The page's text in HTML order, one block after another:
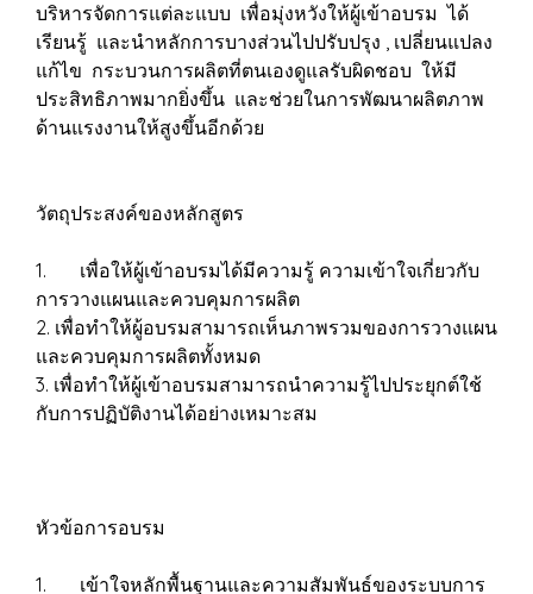
บริหารจัดการแต่ละแบบ เพื่อมุ่งหวังให้ผู้เข้าอบรม ได้
เรียนรู้ และนำหลักการบางส่วนไปปรับปรุง , เปลี่ยนแปลง
แก้ไข กระบวนการผลิตที่ตนเองดูแลรับผิดชอบ ให้มี
ประสิทธิภาพมากยิ่งขึ้น และช่วยในการพัฒนาผลิตภาพ
ด้านแรงงานให้สูงขึ้นอีกด้วย
วัตถุประสงค์ของหลักสูตร
1. เพื่อให้ผู้เข้าอบรมได้มีความรู้ ความเข้าใจเกี่ยวกับ
การวางแผนและควบคุมการผลิต
2. เพื่อทำให้ผู้อบรมสามารถเห็นภาพรวมของการวางแผน
และควบคุมการผลิตทั้งหมด
3. เพื่อทำให้ผู้เข้าอบรมสามารถนำความรู้ไปประยุกต์ใช้
กับการปฏิบัติงานได้อย่างเหมาะสม
หัวข้อการอบรม
1. เข้าใจหลักพื้นฐานและความสัมพันธ์ของระบบการ